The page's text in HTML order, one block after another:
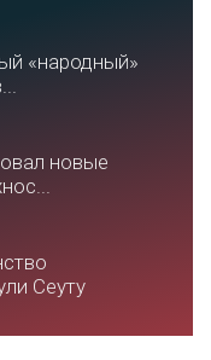
«народный»
новые
Сеуту